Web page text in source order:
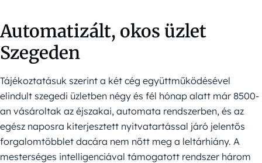
Automatizált, okos üzlet
Szegeden
Tájékoztatásuk szerint a két cég együttműködésével
elindult szegedi üzletben négy és fél hónap alatt már 8500-
an vásároltak az éjszakai, automata rendszerben, és az
egész naposra kiterjesztett nyitvatartással járó jelentős
forgalomtöbblet dacára nem nőtt meg a leltárhiány. A
mesterséges intelligenciával támogatott rendszer három